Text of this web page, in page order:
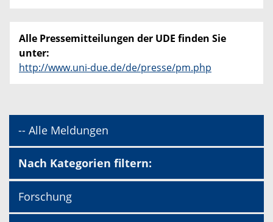
Alle Pressemitteilungen der UDE finden Sie
unter:
http://www.uni-due.de/de/presse/pm.php
-- Alle Meldungen
Nach Kategorien filtern:
Forschung